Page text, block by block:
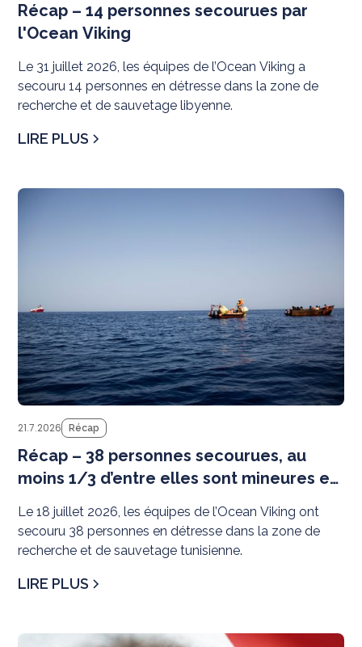
Récap – 14 personnes secourues par
l'Ocean Viking
Le 31 juillet 2026, les équipes de l’Ocean Viking a
secouru 14 personnes en détresse dans la zone de
recherche et de sauvetage libyenne.
LIRE PLUS
21.7.2026 Récap
Récap – 38 personnes secourues, au
moins 1/3 d’entre elles sont mineures et
Le 18 juillet 2026, les équipes de l’Ocean Viking ont
secouru 38 personnes en détresse dans la zone de
recherche et de sauvetage tunisienne.
LIRE PLUS